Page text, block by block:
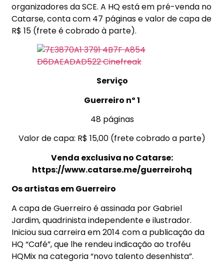
organizadores da SCE. A HQ está em pré-venda no
Catarse, conta com 47 páginas e valor de capa de
R$ 15 (frete é cobrado à parte).
Serviço
Guerreiro nº 1
48 páginas
Valor de capa: R$ 15,00 (frete cobrado a parte)
Venda exclusiva no Catarse:
https://www.catarse.me/guerreirohq
Os artistas em Guerreiro
A capa de Guerreiro é assinada por Gabriel
Jardim, quadrinista independente e ilustrador.
Iniciou sua carreira em 2014 com a publicação da
HQ “Café”, que lhe rendeu indicação ao troféu
HQMix na categoria “novo talento desenhista”.